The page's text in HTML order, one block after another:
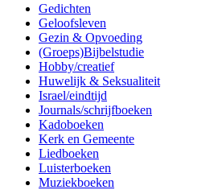
Gedichten
Geloofsleven
Gezin & Opvoeding
(Groeps)Bijbelstudie
Hobby/creatief
Huwelijk & Seksualiteit
Israel/eindtijd
Journals/schrijfboeken
Kadoboeken
Kerk en Gemeente
Liedboeken
Luisterboeken
Muziekboeken